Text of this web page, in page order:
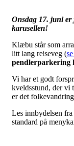
Onsdag 17. juni er
karusellen!
Klæbu står som
litt lang reiseveg (
pendlerparkering
Vi har et godt
kveldsstund, der vi
er det
Les innbydelsen
standard på